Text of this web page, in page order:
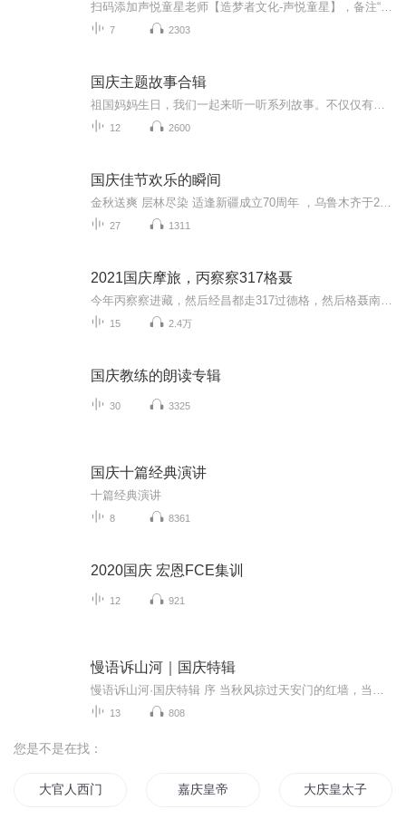
7 2303
国庆主题故事合辑
12 2600
国庆佳节欢乐的瞬间
27 1311
2021国庆摩旅，丙察察317格聂
15 2.4万
国庆教练的朗读专辑
30 3325
国庆十篇经典演讲
十篇经典演讲
8 8361
2020国庆 宏恩FCE集训
12 921
慢语诉山河｜国庆特辑
13 808
您是不是在找：
大官人西门庆 嘉庆皇帝 大庆皇太子